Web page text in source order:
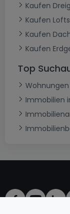
Kaufen
Kaufen
Kaufen
Kaufen
Top
Immobilien